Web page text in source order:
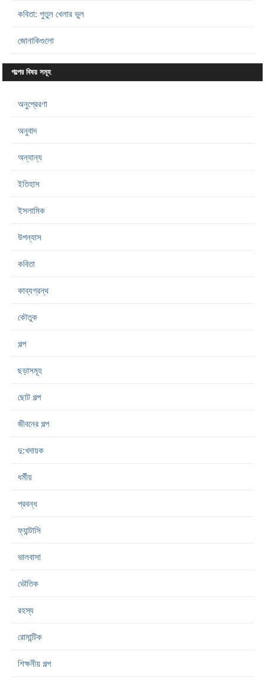
কবিতা: পুতুল খেলার ভুল
জোনাকিগুলো
গল্পের বিষয় সমূহ
অনুপ্রেরণা
অনুবাদ
অন্যান্য
ইতিহাস
ইসলামিক
উপন্যাস
কবিতা
কাব্যগ্রন্থ
কৌতুক
গল্প
ছড়াসমূহ
ছোট গল্প
জীবনের গল্প
দু:খদায়ক
ধর্মীয়
প্রবন্ধ
ফ্যান্টাসি
ভালবাসা
ভৌতিক
রহস্য
রোমান্টিক
শিক্ষনীয় গল্প